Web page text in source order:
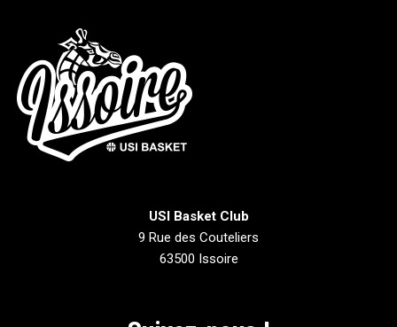
USI Basket Club
9 Rue des Couteliers
63500 Issoire